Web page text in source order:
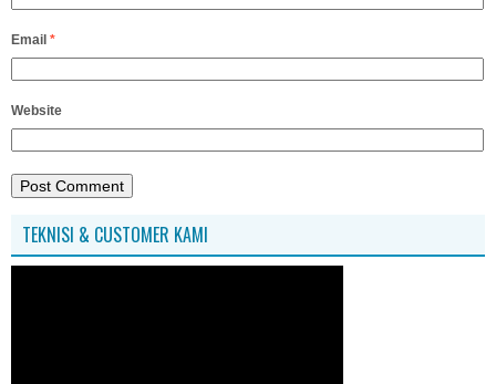
Email *
Website
TEKNISI & CUSTOMER KAMI